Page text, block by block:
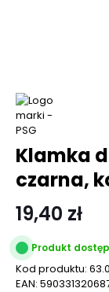
Klamka
czarna,
19,40 zł
Produkt
Kod produktu:
EAN: